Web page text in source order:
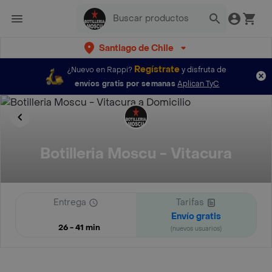
Santiago de Chile
¿Nuevo en Rappi? Regístratey disfruta de
envíos gratis por semanas Aplican TyC
Botilleria Moscu - Vitacura
Entrega
26 - 41 min
Tarifas
Envío gratis
(nuevos usuarios)